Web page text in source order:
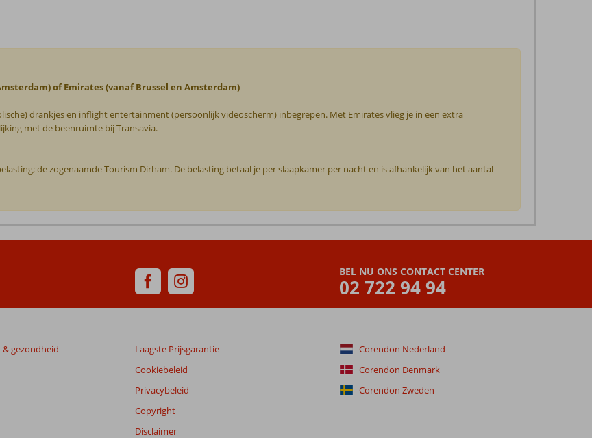
of Emirates (vanaf Brussel en Amsterdam)
drankjes en inflight entertainment (persoonlijk videoscherm) inbegrepen. Met Emirates vlieg je in een extra
met de beenruimte bij Transavia.
de zogenaamde Tourism Dirham. De belasting betaal je per slaapkamer per nacht en is afhankelijk van het aantal
BEL NU ONS CONTACT CENTER
02 722 94 94
gezondheid
Laagste Prijsgarantie
Cookiebeleid
Privacybeleid
Copyright
Disclaimer
Corendon Nederland
Corendon Denmark
Corendon Zweden